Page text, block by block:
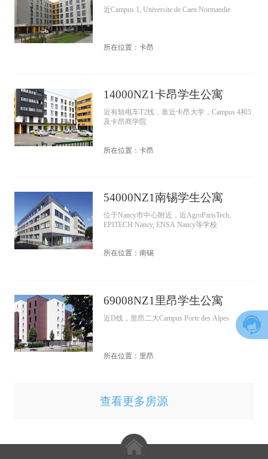
近Campus 1, Universite de Caen Normandie
所在位置：卡昂
14000NZ1卡昂学生公寓
近有轨电车T2线，靠近卡昂大学，Campus 4和5
及卡昂商学院
所在位置：卡昂
54000NZ1南锡学生公寓
位于Nancy市中心附近，近AgroParisTech,
EPITECH Nancy, ENSA Nancy等学校
所在位置：南锡
69008NZ1里昂学生公寓
近D线，里昂二大Campus Porte des Alpes
所在位置：里昂
查看更多房源